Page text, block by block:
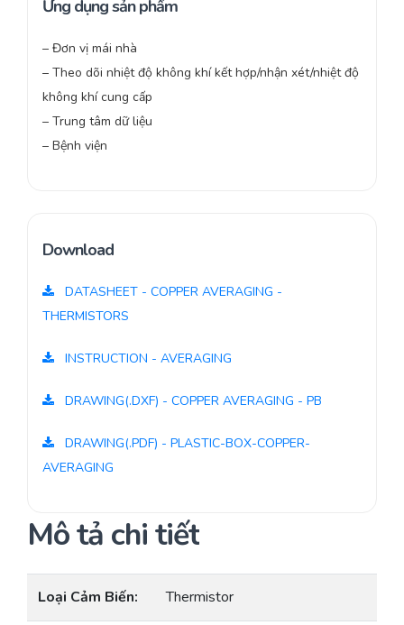
Ứng dụng sản phẩm
– Đơn vị mái nhà
– Theo dõi nhiệt độ không khí kết hợp/nhận xét/nhiệt độ
không khí cung cấp
– Trung tâm dữ liệu
– Bệnh viện
Download
DATASHEET - COPPER AVERAGING -
THERMISTORS
INSTRUCTION - AVERAGING
DRAWING(.DXF) - COPPER AVERAGING - PB
DRAWING(.PDF) - PLASTIC-BOX-COPPER-
AVERAGING
Mô tả chi tiết
Loại Cảm Biến: Thermistor